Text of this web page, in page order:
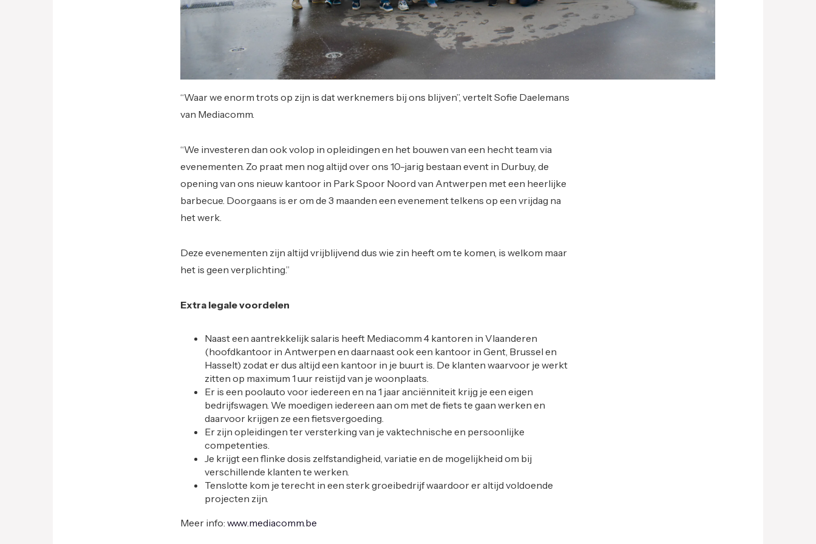
“Waar we enorm trots op zijn is dat werknemers bij ons blijven”, vertelt Sofie Daelemans
van Mediacomm.
“We investeren dan ook volop in opleidingen en het bouwen van een hecht team via
evenementen. Zo praat men nog altijd over ons 10-jarig bestaan event in Durbuy, de
opening van ons nieuw kantoor in Park Spoor Noord van Antwerpen met een heerlijke
barbecue. Doorgaans is er om de 3 maanden een evenement telkens op een vrijdag na
het werk.
Deze evenementen zijn altijd vrijblijvend dus wie zin heeft om te komen, is welkom maar
het is geen verplichting.”
Extra legale voordelen
Naast een aantrekkelijk salaris heeft Mediacomm 4 kantoren in Vlaanderen
(hoofdkantoor in Antwerpen en daarnaast ook een kantoor in Gent, Brussel en
Hasselt) zodat er dus altijd een kantoor in je buurt is. De klanten waarvoor je werkt
zitten op maximum 1 uur reistijd van je woonplaats.
Er is een poolauto voor iedereen en na 1 jaar anciënniteit krijg je een eigen
bedrijfswagen. We moedigen iedereen aan om met de fiets te gaan werken en
daarvoor krijgen ze een fietsvergoeding.
Er zijn opleidingen ter versterking van je vaktechnische en persoonlijke
competenties.
Je krijgt een flinke dosis zelfstandigheid, variatie en de mogelijkheid om bij
verschillende klanten te werken.
Tenslotte kom je terecht in een sterk groeibedrijf waardoor er altijd voldoende
projecten zijn.
Meer info: www.mediacomm.be